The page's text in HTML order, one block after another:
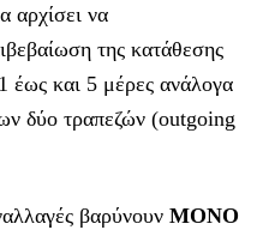
αρχίσει να
της κατάθεσης
έως και 5 μέρες ανάλογα
δύο τραπεζών (outgoing
βαρύνουν MONO